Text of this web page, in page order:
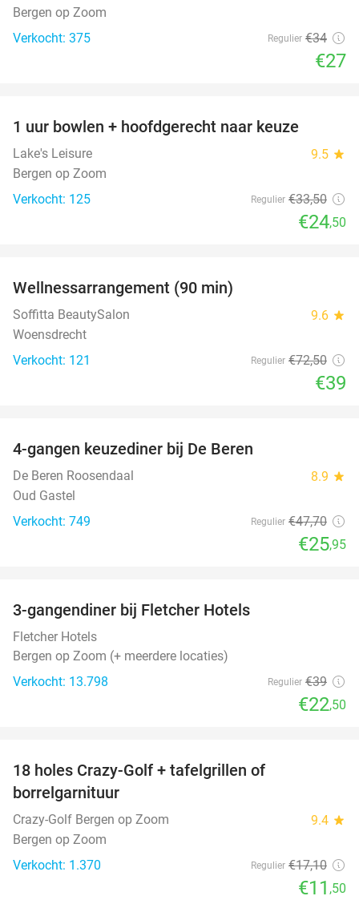
Bergen op Zoom
Verkocht: 375
Regulier €34
€27
1 uur bowlen + hoofdgerecht naar keuze
Lake's Leisure 9.5 star
Bergen op Zoom
Verkocht: 125
Regulier €33,50
€24,50
Wellnessarrangement (90 min)
Soffitta BeautySalon 9.6 star
Woensdrecht
Verkocht: 121
Regulier €72,50
€39
4-gangen keuzediner bij De Beren
De Beren Roosendaal 8.9 star
Oud Gastel
Verkocht: 749
Regulier €47,70
€25,95
3-gangendiner bij Fletcher Hotels
Fletcher Hotels
Bergen op Zoom (+ meerdere locaties)
Verkocht: 13.798
Regulier €39
€22,50
18 holes Crazy-Golf + tafelgrillen of
borrelgarnituur
Crazy-Golf Bergen op Zoom 9.4 star
Bergen op Zoom
Verkocht: 1.370
Regulier €17,10
€11 ,50